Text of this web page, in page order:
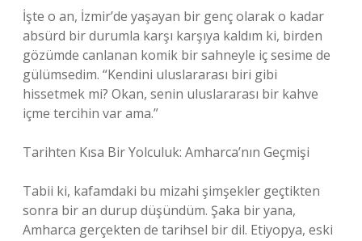
İşte o an, İzmir’de yaşayan bir genç olarak o kadar
absürd bir durumla karşı karşıya kaldım ki, birden
gözümde canlanan komik bir sahneyle iç sesime de
gülümsedim. “Kendini uluslararası biri gibi
hissetmek mi? Okan, senin uluslararası bir kahve
içme tercihin var ama.”
Tarihten Kısa Bir Yolculuk: Amharca’nın Geçmişi
Tabii ki, kafamdaki bu mizahi şimşekler geçtikten
sonra bir an durup düşündüm. Şaka bir yana,
Amharca gerçekten de tarihsel bir dil. Etiyopya, eski